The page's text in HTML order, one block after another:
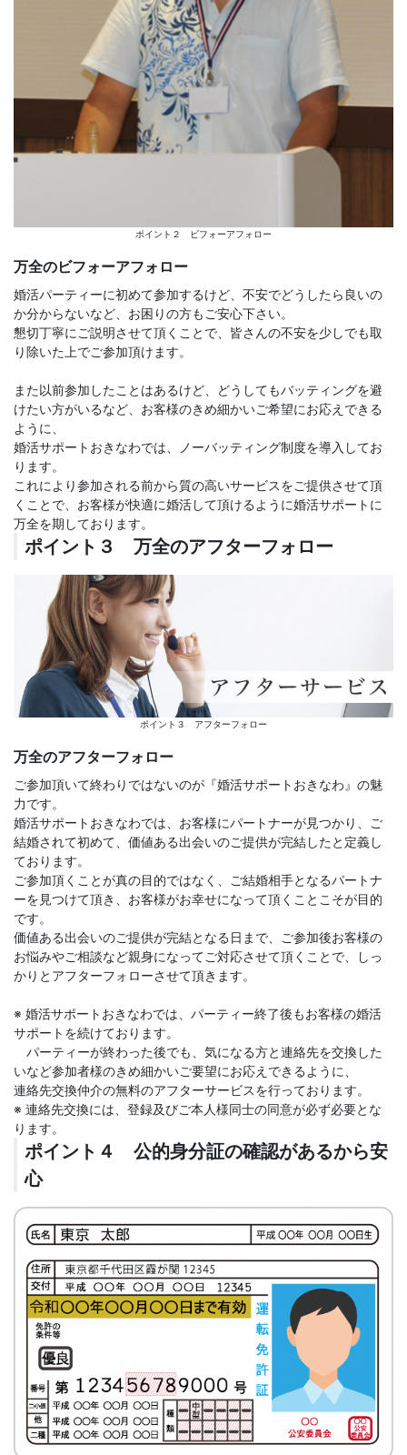
ポイント２ ビフォーアフォロー
万全のビフォーアフォロー
婚活パーティーに初めて参加するけど、不安でどうしたら良いの
か分からないなど、お困りの方もご安心下さい。
懇切丁寧にご説明させて頂くことで、皆さんの不安を少しでも取
り除いた上でご参加頂けます。
また以前参加したことはあるけど、どうしてもバッティングを避
けたい方がいるなど、お客様のきめ細かいご希望にお応えできる
ように、
婚活サポートおきなわでは、ノーバッティング制度を導入してお
ります。
これにより参加される前から質の高いサービスをご提供させて頂
くことで、お客様が快適に婚活して頂けるように婚活サポートに
万全を期しております。
ポイント３ 万全のアフターフォロー
ポイント３ アフターフォロー
万全のアフターフォロー
ご参加頂いて終わりではないのが『婚活サポートおきなわ』の魅
力です。
婚活サポートおきなわでは、お客様にパートナーが見つかり、ご
結婚されて初めて、価値ある出会いのご提供が完結したと定義し
ております。
ご参加頂くことが真の目的ではなく、ご結婚相手となるパートナ
ーを見つけて頂き、お客様がお幸せになって頂くことこそが目的
です。
価値ある出会いのご提供が完結となる日まで、ご参加後お客様の
お悩みやご相談など親身になってご対応させて頂くことで、しっ
かりとアフターフォローさせて頂きます。
※ 婚活サポートおきなわでは、パーティー終了後もお客様の婚活
サポートを続けております。
パーティーが終わった後でも、気になる方と連絡先を交換した
いなど参加者様のきめ細かいご要望にお応えできるように、
連絡先交換仲介の無料のアフターサービスを行っております。
※ 連絡先交換には、登録及びご本人様同士の同意が必ず必要とな
ります。
ポイント４ 公的身分証の確認があるから安
心